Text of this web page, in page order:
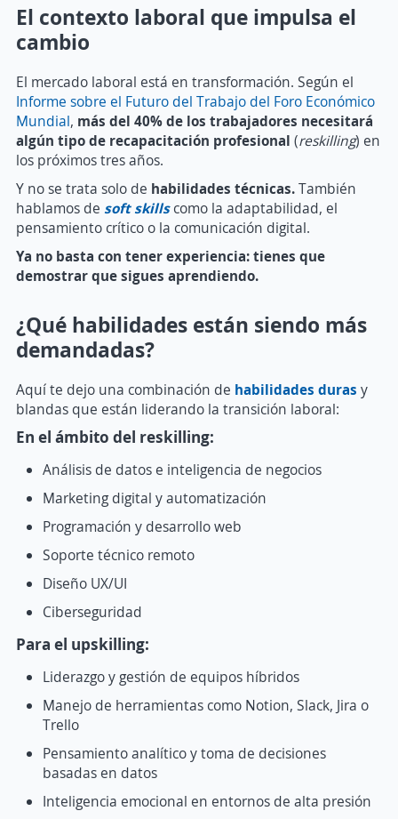
El contexto laboral que impulsa el
cambio
El mercado laboral está en transformación. Según el
Informe sobre el Futuro del Trabajo del Foro Económico
Mundial, más del 40% de los trabajadores necesitará
algún tipo de recapacitación profesional (reskilling) en
los próximos tres años.
Y no se trata solo de habilidades técnicas.También
hablamos de soft skills como la adaptabilidad, el
pensamiento crítico o la comunicación digital.
Ya no basta con tener experiencia: tienes que
demostrar que sigues aprendiendo.
¿Qué habilidades están siendo más
demandadas?
Aquí te dejo una combinación de habilidades duras y
blandas que están liderando la transición laboral:
En el ámbito del reskilling:
Análisis de datos e inteligencia de negocios
Marketing digital y automatización
Programación y desarrollo web
Soporte técnico remoto
Diseño UX/UI
Ciberseguridad
Para el upskilling:
Liderazgo y gestión de equipos híbridos
Manejo de herramientas como Notion, Slack, Jira o
Trello
Pensamiento analítico y toma de decisiones
basadas en datos
Inteligencia emocional en entornos de alta presión